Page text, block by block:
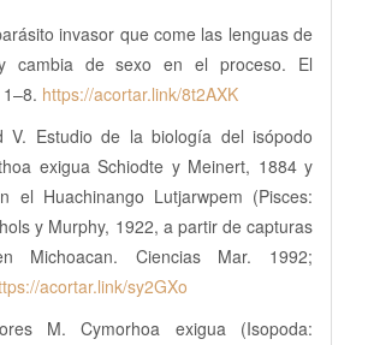
invasor que come las lenguas de
cambia de sexo en el proceso. El
https://acortar.link/8t2AXK
V. Estudio de la biología del isópodo
exigua Schiodte y Meinert, 1884 y
el Huachinango Lutjarwpem (Pisces:
y Murphy, 1922, a partir de capturas
Michoacan. Ciencias Mar. 1992;
acortar.link/sy2GXo
M. Cymorhoa exigua (Isopoda: